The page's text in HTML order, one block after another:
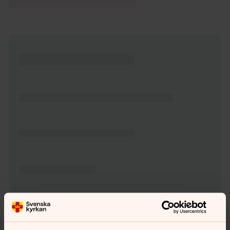
Tillbaka till toppen
Tillbaka till innehållet